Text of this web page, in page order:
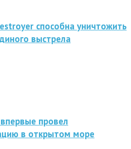
способна уничтожить
выстрела
провел
в открытом море